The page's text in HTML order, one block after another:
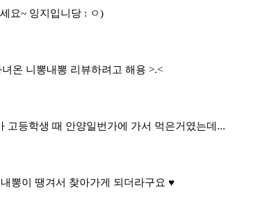
요~ 잉지입니당 : ㅇ)
온 니뽕내뽕 리뷰하려고 해용 >.<
고등학생 때 안양일번가에 가서 먹은거였는데...
뽕이 땡겨서 찾아가게 되더라구요 ♥